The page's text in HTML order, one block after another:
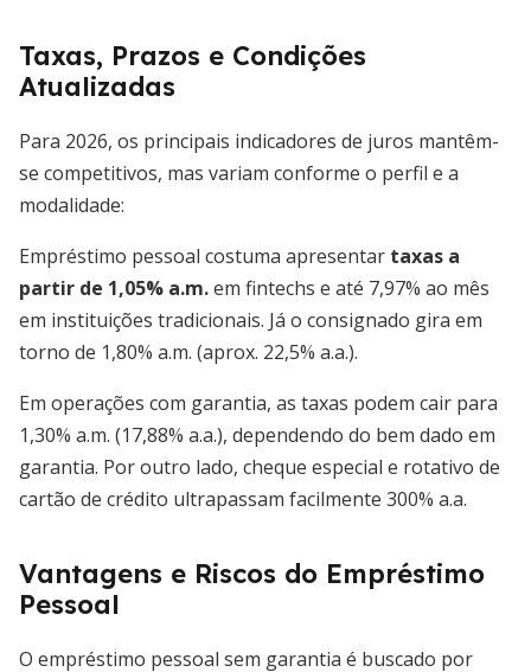
Taxas, Prazos e Condições
Atualizadas
Para 2026, os principais indicadores de juros mantêm-
se competitivos, mas variam conforme o perfil e a
modalidade:
Empréstimo pessoal costuma apresentar taxas a
partir de 1,05% a.m.em fintechs e até 7,97% ao mês
em instituições tradicionais. Já o consignado gira em
torno de 1,80% a.m. (aprox. 22,5% a.a.).
Em operações com garantia, as taxas podem cair para
1,30% a.m. (17,88% a.a.), dependendo do bem dado em
garantia. Por outro lado, cheque especial e rotativo de
cartão de crédito ultrapassam facilmente 300% a.a.
Vantagens e Riscos do Empréstimo
Pessoal
O empréstimo pessoal sem garantia é buscado por